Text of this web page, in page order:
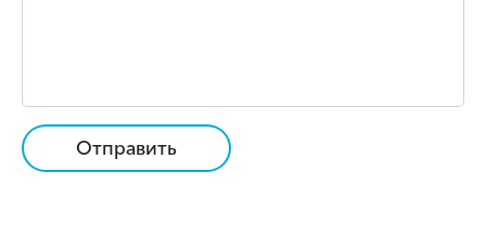
Отправить